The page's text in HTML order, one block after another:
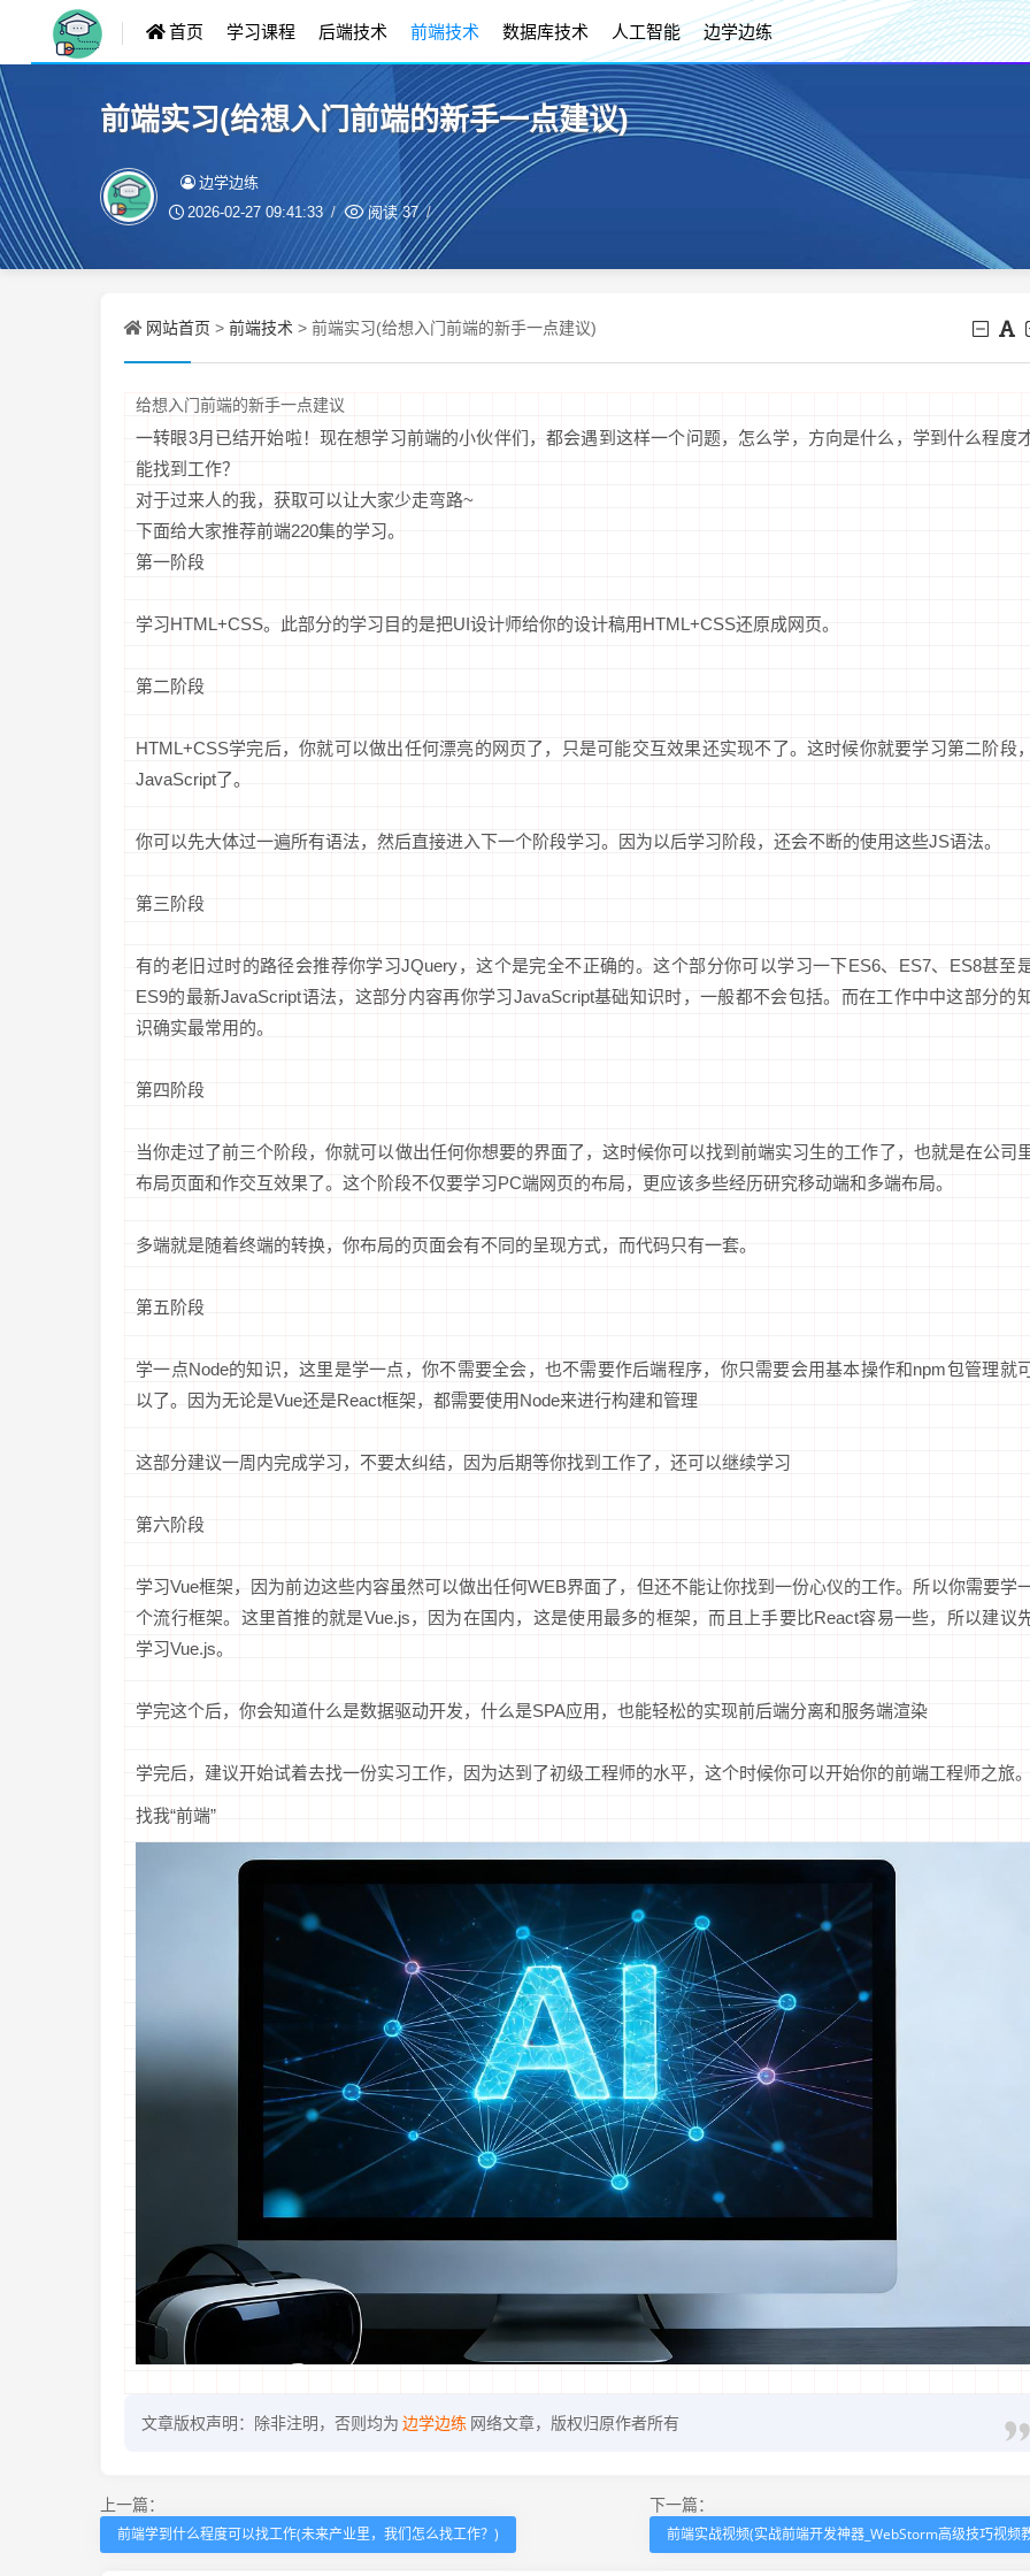
首页 学习课程 后端技术 前端技术 数据库技术 人工智能 边学边练
前端实习(给想入门前端的新手一点建议)
边学边练
2026-02-27 09:41:33 阅读37
网站首页 > 前端技术 > 前端实习(给想入门前端的新手一点建议)
给想入门前端的新手一点建议
一转眼3月已结开始啦！现在想学习前端的小伙伴们，都会遇到这样一个问题，怎么学，方向是什么，学到什么程度
能找到工作？
对于过来人的我，获取可以让大家少走弯路~
下面给大家推荐前端220集的学习。
第一阶段
学习HTML+CSS。此部分的学习目的是把UI设计师给你的设计稿用HTML+CSS还原成网页。
第二阶段
HTML+CSS学完后，你就可以做出任何漂亮的网页了，只是可能交互效果还实现不了。这时候你就要学习第二阶段
JavaScript了。
你可以先大体过一遍所有语法，然后直接进入下一个阶段学习。因为以后学习阶段，还会不断的使用这些JS语法。
第三阶段
有的老旧过时的路径会推荐你学习JQuery，这个是完全不正确的。这个部分你可以学习一下ES6、ES7、ES8甚至
ES9的最新JavaScript语法，这部分内容再你学习JavaScript基础知识时，一般都不会包括。而在工作中中这部分的
识确实最常用的。
第四阶段
当你走过了前三个阶段，你就可以做出任何你想要的界面了，这时候你可以找到前端实习生的工作了，也就是在公司
布局页面和作交互效果了。这个阶段不仅要学习PC端网页的布局，更应该多些经历研究移动端和多端布局。
多端就是随着终端的转换，你布局的页面会有不同的呈现方式，而代码只有一套。
第五阶段
学一点Node的知识，这里是学一点，你不需要全会，也不需要作后端程序，你只需要会用基本操作和npm包管理就
以了。因为无论是Vue还是React框架，都需要使用Node来进行构建和管理
这部分建议一周内完成学习，不要太纠结，因为后期等你找到工作了，还可以继续学习
第六阶段
学习Vue框架，因为前边这些内容虽然可以做出任何WEB界面了，但还不能让你找到一份心仪的工作。所以你需要学
个流行框架。这里首推的就是Vue.js，因为在国内，这是使用最多的框架，而且上手要比React容易一些，所以建议
学习Vue.js。
学完这个后，你会知道什么是数据驱动开发，什么是SPA应用，也能轻松的实现前后端分离和服务端渲染
学完后，建议开始试着去找一份实习工作，因为达到了初级工程师的水平，这个时候你可以开始你的前端工程师之旅
找我“前端”
文章版权声明：除非注明，否则均为 边学边练 网络文章，版权归原作者所有
上一篇：
前端学到什么程度可以找工作(未来产业里，我们怎么找工作？)
下一篇：
前端实战视频(实战前端开发神器_WebStorm高级技巧视频